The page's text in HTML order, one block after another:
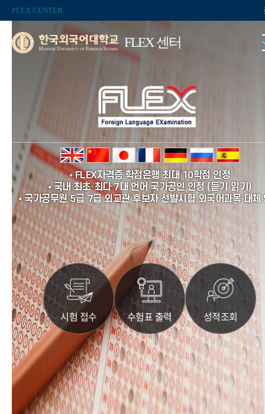
FLEX CENTER
FLEX 센터
⦁ FLEX자격증 학점은행 최대 10학점 인정
⦁ 국내 최초·최다 7대 언어 국가공인 인정(듣기·읽기)
⦁ 국가공무원 5급·7급 외교관 후보자 선발시험 외국어과목 대체
기관 신입직원 채용 및 임
시험 접수 수험표 출력 성적조회